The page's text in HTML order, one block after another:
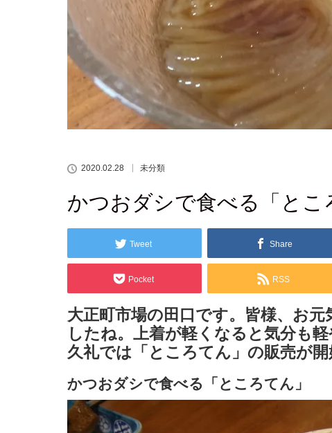
2020.02.28 未分類
かつおダシで食べる「とこ
Tweet Share
Pocket RSS
大正町市場の田口です。皆様、お
したね。上着が軽くなると気分も
久礼では「ところてん」の販売が開
かつおダシで食べる「ところてん」